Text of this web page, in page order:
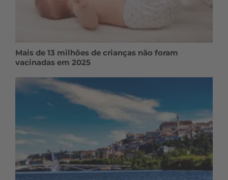
Mais de 13 milhões de crianças não foram
vacinadas em 2025